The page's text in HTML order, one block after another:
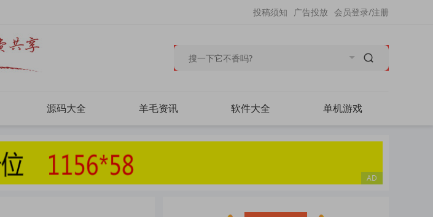
会员登录/注册
广告投放
投稿须知
源码大全 羊毛资讯 软件大全 单机游戏